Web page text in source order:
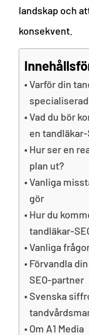
landskap och
konsekvent.
Varför din
Vad du bör
en
Hur ser en
plan ut?
Vanliga
gör
Hur du
tandläkar-
Vanliga
Förvandla
SEO-partner
Svenska
Om A1 Media